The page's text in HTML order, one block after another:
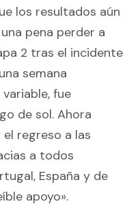
los resultados aún
pena perder a
2 tras el incidente
semana
fue
de sol. Ahora
regreso a las
a todos
España y de
apoyo».